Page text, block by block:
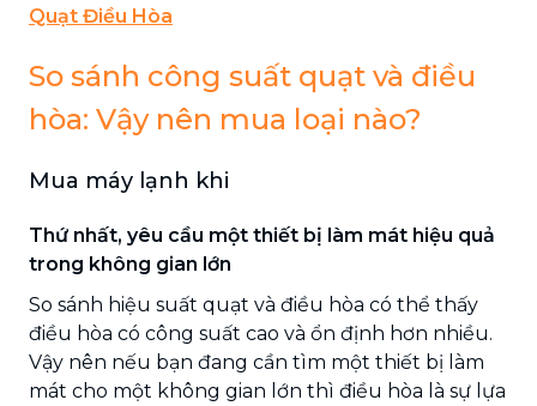
Quạt Điều Hòa
So sánh công suất quạt và điều
hòa: Vậy nên mua loại nào?
Mua máy lạnh khi
Thứ nhất, yêu cầu một thiết bị làm mát hiệu quả
trong không gian lớn
So sánh hiệu suất quạt và điều hòa có thể thấy
điều hòa có công suất cao và ổn định hơn nhiều.
Vậy nên nếu bạn đang cần tìm một thiết bị làm
mát cho một không gian lớn thì điều hòa là sự lựa